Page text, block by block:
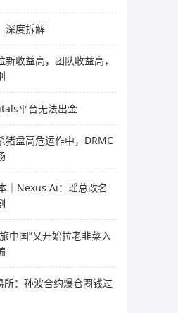
深度拆解
收益高，团队收益高，
平台无法出金
猪盘高危运作中，DRMC
｜Nexus Ai：瑶总改名
中国”又开始拉老韭菜入
：孙波合约爆仓圈钱过